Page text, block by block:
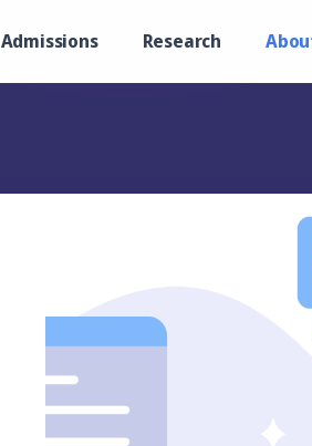
Admissions Research